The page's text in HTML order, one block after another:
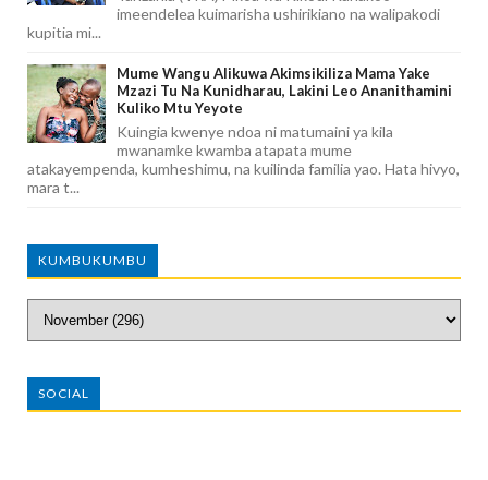
imeendelea kuimarisha ushirikiano na walipakodi
kupitia mi...
Mume Wangu Alikuwa Akimsikiliza Mama Yake
Mzazi Tu Na Kunidharau, Lakini Leo Ananithamini
Kuliko Mtu Yeyote
Kuingia kwenye ndoa ni matumaini ya kila
mwanamke kwamba atapata mume
atakayempenda, kumheshimu, na kuilinda familia yao. Hata hivyo,
mara t...
KUMBUKUMBU
SOCIAL